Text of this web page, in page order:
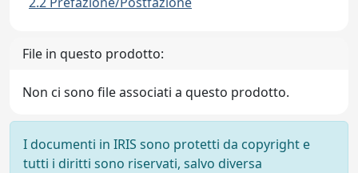
File in questo prodotto:
Non ci sono file associati a questo prodotto.
I documenti in IRIS sono protetti da copyright e
tutti i diritti sono riservati, salvo diversa